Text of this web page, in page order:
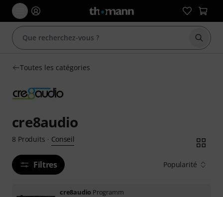
Toutes les catégories
cre8audio
8 Produits · Conseil
Filtres Popularité
cre8audio Programm